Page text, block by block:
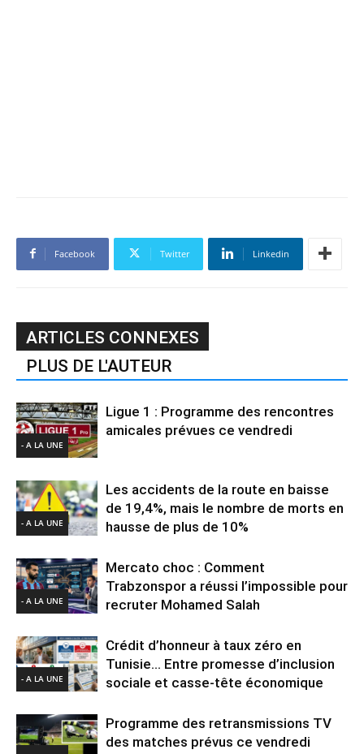
Facebook Twitter Linkedin
ARTICLES CONNEXES
PLUS DE L'AUTEUR
- A LA UNE
Ligue 1 : Programme des rencontres
amicales prévues ce vendredi
- A LA UNE
Les accidents de la route en baisse
de 19,4%, mais le nombre de morts en
hausse de plus de 10%
- A LA UNE
Mercato choc : Comment
Trabzonspor a réussi l’impossible pour
recruter Mohamed Salah
- A LA UNE
Crédit d’honneur à taux zéro en
Tunisie… Entre promesse d’inclusion
sociale et casse-tête économique
Programme des retransmissions TV
des matches prévus ce vendredi